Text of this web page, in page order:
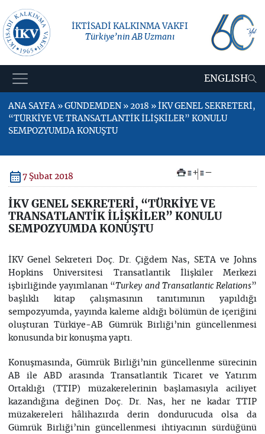
İKTİSADİ KALKINMA VAKFI
Türkiye’nin AB Uzmanı
ENGLISH
ANA SAYFA » GÜNDEMDEN » 2018 » İKV GENEL SEKRETERİ,
“TÜRKİYE VE TRANSATLANTİK İLİŞKİLER” KONULU
SEMPOZYUMDA KONUŞTU
7 Şubat 2018 + –
İKV GENEL SEKRETERİ, “TÜRKİYE VE
TRANSATLANTİK İLİŞKİLER” KONULU
SEMPOZYUMDA KONUŞTU
İKV Genel Sekreteri Doç. Dr. Çiğdem Nas, SETA ve Johns
Hopkins Üniversitesi Transatlantik İlişkiler Merkezi
işbirliğinde yayımlanan “Turkey and Transatlantic Relations”
başlıklı kitap çalışmasının tanıtımının yapıldığı
sempozyumda, yayında kaleme aldığı bölümün de içeriğini
oluşturan Türkiye-AB Gümrük Birliği’nin güncellenmesi
konusunda bir konuşma yaptı.
Konuşmasında, Gümrük Birliği’nin güncellenme sürecinin
AB ile ABD arasında Transatlantik Ticaret ve Yatırım
Ortaklığı (TTIP) müzakerelerinin başlamasıyla aciliyet
kazandığına değinen Doç. Dr. Nas, her ne kadar TTIP
müzakereleri hâlihazırda derin dondurucuda olsa da
Gümrük Birliği’nin güncellenmesi ihtiyacının sürdüğünü